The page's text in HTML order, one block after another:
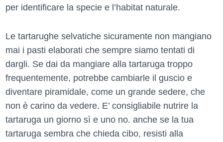
per identificare la specie e l’habitat naturale.
Le tartarughe selvatiche sicuramente non mangiano
mai i pasti elaborati che sempre siamo tentati di
dargli. Se dai da mangiare alla tartaruga troppo
frequentemente, potrebbe cambiarle il guscio e
diventare piramidale, come un grande sedere, che
non è carino da vedere. E’ consigliabile nutrire la
tartaruga un giorno sì e uno no. anche se la tua
tartaruga sembra che chieda cibo, resisti alla